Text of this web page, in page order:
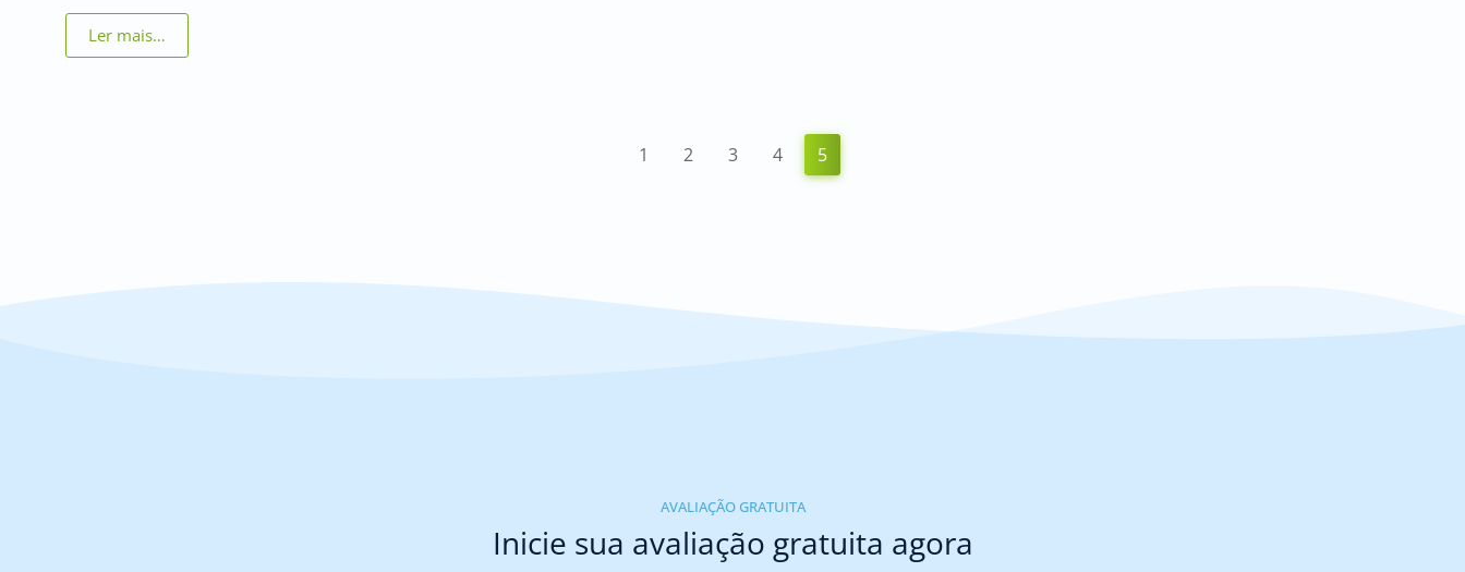
Ler mais…
1 2 3 4 5
AVALIAÇÃO GRATUITA
Inicie sua avaliação gratuita agora